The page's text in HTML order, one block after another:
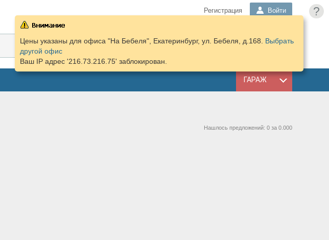
?
Регистрация Войти
КОРЗИНА
ПОДОБРАТЬ
ГАРАЖ
Цены указаны для офиса "На Бебеля", Екатеринбург, ул. Бебеля, д.168. Выбрать
другой офис
Ваш IP адрес '216.73.216.75' заблокирован.
Нашлось предложений: 0 за 0.000